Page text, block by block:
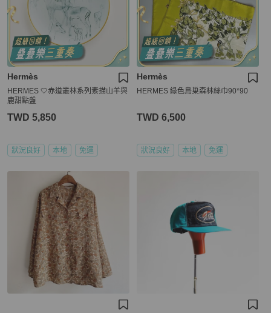
Hermès
HERMES 🤍赤道叢林系列素描山羊與
鹿甜點盤
TWD 5,850
狀況良好 本地 免運
Hermès
HERMES 綠色鳥巢森林絲巾90*90
TWD 6,500
狀況良好 本地 免運